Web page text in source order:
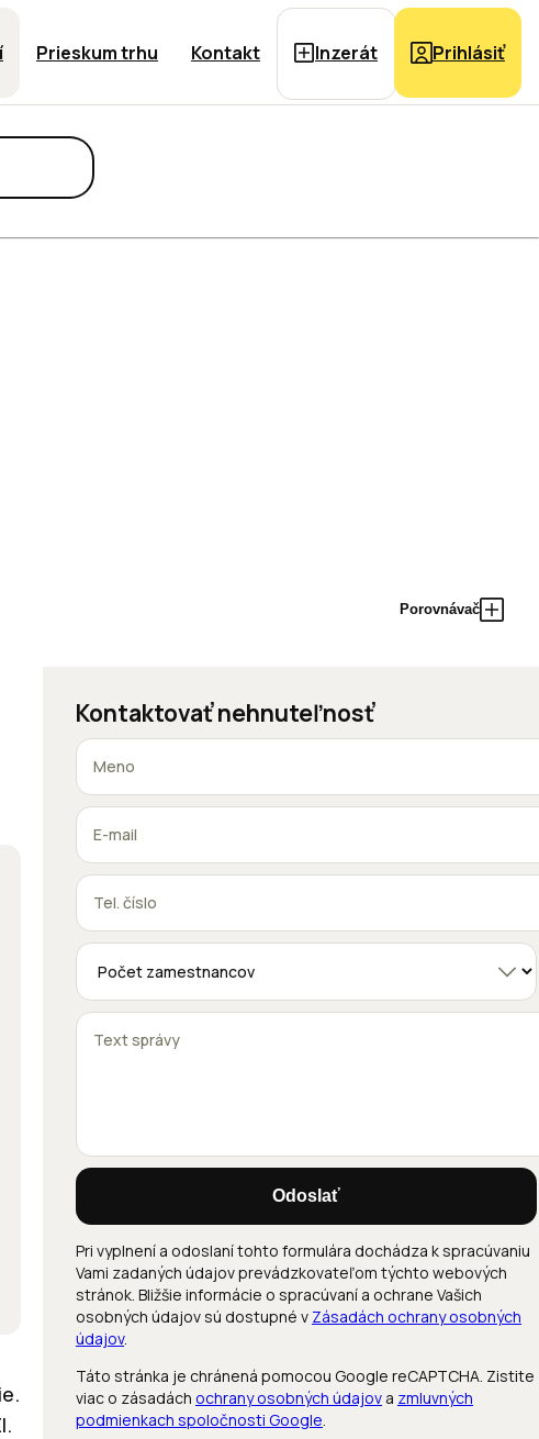
Prieskum trhu Kontakt Inzerát Prihlásiť
Porovnávač
Kontaktovať nehnuteľnosť
Odoslať
Pri vyplnení a odoslaní tohto formulára dochádza k spracúvaniu
Vami zadaných údajov prevádzkovateľom týchto webových
stránok. Bližšie informácie o spracúvaní a ochrane Vašich
osobných údajov sú dostupné v Zásadách ochrany osobných
údajov.
Táto stránka je chránená pomocou Google reCAPTCHA. Zistite
viac o zásadách ochrany osobných údajov a zmluvných
podmienkach spoločnosti Google.